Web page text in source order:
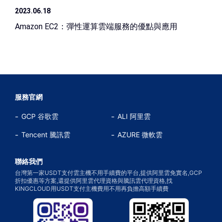
2023.06.18
Amazon EC2：彈性運算雲端服務的優點與應用
服務官網
GCP 谷歌雲 ALI 阿里雲
Tencent 騰訊雲 AZURE 微軟雲
聯絡我們
台灣第一家USDT支付雲主機不用手續費的平台,提供阿里雲免實名,GCP
折扣優惠等方案,還提供阿里雲代理資格與騰訊雲代理資格,找
KINGCLOUD用USDT支付主機費用不用再負擔高額手續費